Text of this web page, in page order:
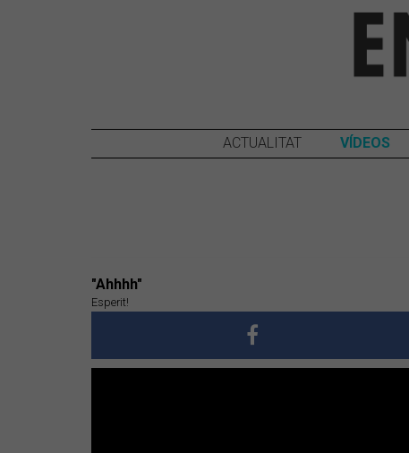
ACTUALITAT VÍDEOS
"Ahhhh"
Esperit!